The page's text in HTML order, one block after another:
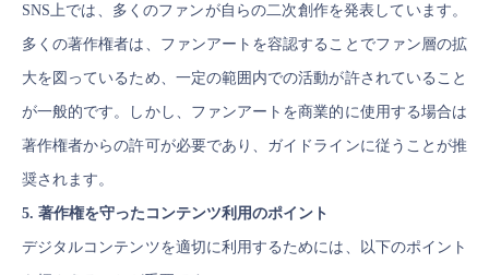
SNS上では、多くのファンが自らの二次創作を発表しています。
多くの著作権者は、ファンアートを容認することでファン層の拡
大を図っているため、一定の範囲内での活動が許されていること
が一般的です。しかし、ファンアートを商業的に使用する場合は
著作権者からの許可が必要であり、ガイドラインに従うことが推
奨されます。
5. 著作権を守ったコンテンツ利用のポイント
デジタルコンテンツを適切に利用するためには、以下のポイント